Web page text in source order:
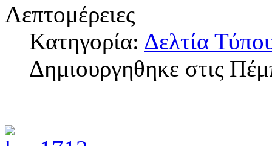
Λεπτομέρειες
Κατηγορία: Δελτία
Δημιουργηθηκε στις